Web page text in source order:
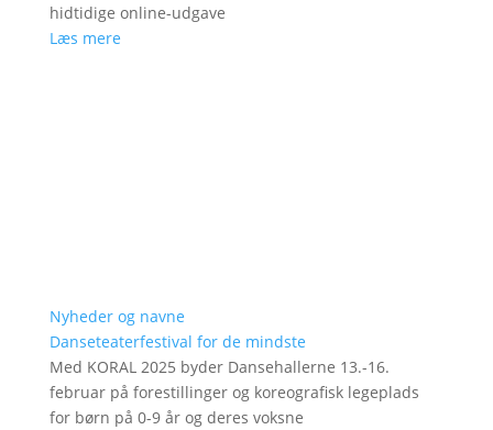
hidtidige online-udgave
Læs mere
Nyheder og navne
Danseteaterfestival for de mindste
Med KORAL 2025 byder Dansehallerne 13.-16.
februar på forestillinger og koreografisk legeplads
for børn på 0-9 år og deres voksne